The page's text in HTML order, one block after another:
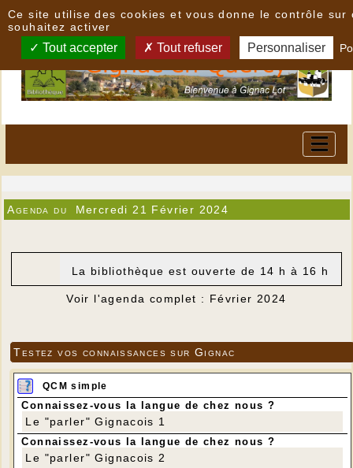
Agenda du Mercredi 21 Février 2024
La bibliothèque est ouverte de 14 h à 16 h
Voir l'agenda complet : Février 2024
Testez vos connaissances sur Gignac
QCM simple
Connaissez-vous la langue de chez nous ?
Le "parler" Gignacois 1
Connaissez-vous la langue de chez nous ?
Le "parler" Gignacois 2
Ce site utilise des cookies et vous donne le contrôle sur
souhaitez activer
Tout accepter Tout refuser Personnaliser